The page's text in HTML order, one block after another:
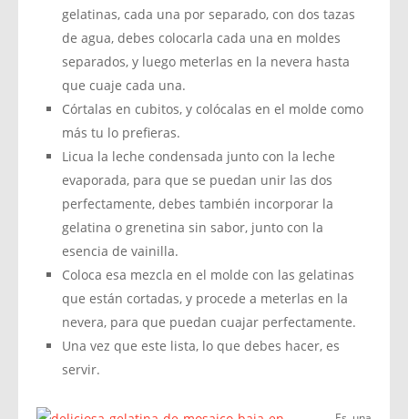
gelatinas, cada una por separado, con dos tazas
de agua, debes colocarla cada una en moldes
separados, y luego meterlas en la nevera hasta
que cuaje cada una.
Córtalas en cubitos, y colócalas en el molde como
más tu lo prefieras.
Licua la leche condensada junto con la leche
evaporada, para que se puedan unir las dos
perfectamente, debes también incorporar la
gelatina o grenetina sin sabor, junto con la
esencia de vainilla.
Coloca esa mezcla en el molde con las gelatinas
que están cortadas, y procede a meterlas en la
nevera, para que puedan cuajar perfectamente.
Una vez que este lista, lo que debes hacer, es
servir.